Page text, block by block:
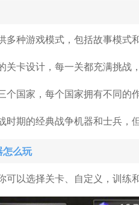
多种游戏模式，包括故事模式
关卡设计，每一关都充满挑战
个国家，每个国家拥有不同的
时期的经典战争机器和士兵，
怎么玩
可以选择关卡、自定义，训练